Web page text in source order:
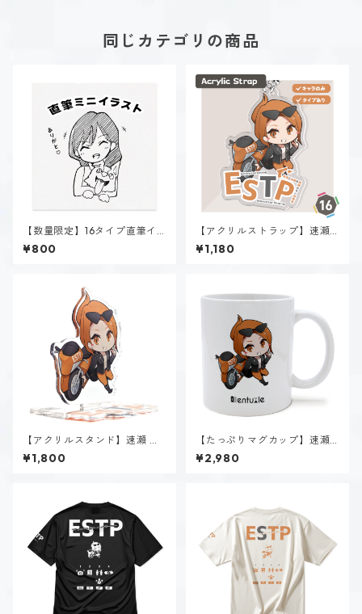
同じカテゴリの商品
【数量限定】16タイプ直筆イ
ラスト
¥800
【アクリルストラップ】速瀬
美姫（ESTP）
¥1,180
【アクリルスタンド】速瀬 美
姫（ESTP）
¥1,800
【たっぷりマグカップ】速瀬
美姫（ESTP）
¥2,980